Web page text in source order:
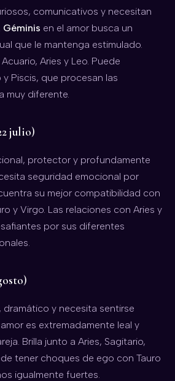
comunicativos y necesitan
Géminis en el amor busca un
que le mantenga estimulado.
Aries y Leo. Puede
Piscis, que procesan las
muy diferente.
julio)
protector y profundamente
seguridad emocional por
su mejor compatibilidad con
y Virgo. Las relaciones con Aries y
por sus diferentes
dramático y necesita sentirse
es extremadamente leal y
Brilla junto a Aries, Sagitario,
tener choques de ego con Tauro
igualmente fuertes.